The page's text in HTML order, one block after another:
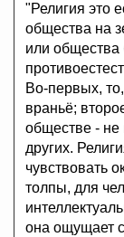
"Религия это
общества на
или общества
Во-первых,
враньё;
обществе - не
других.
чувствовать
толпы, для
она ощущает